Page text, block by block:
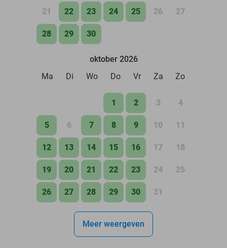
21 22 23 24 25 26 27
28 29 30
oktober 2026
Ma
Di Wo Do Vr Za Zo
1 2 3 4
5 6 7 8 9 10 11
12 13 14 15 16 17 18
19 20 21 22 23 24 25
26 27 28 29 30 31
Meer weergeven